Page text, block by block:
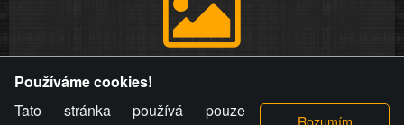
videa a komentáře. Osoba, které se toto opatření provozovatele
stránky týče, ani osoba, která umístila fotografii nebo video na
Používáme cookies!
Tato stránka používá pouze